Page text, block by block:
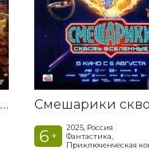
Последний богатырь. Колобок
6 +
2025, Россия
Фантастика,
Приключенческая